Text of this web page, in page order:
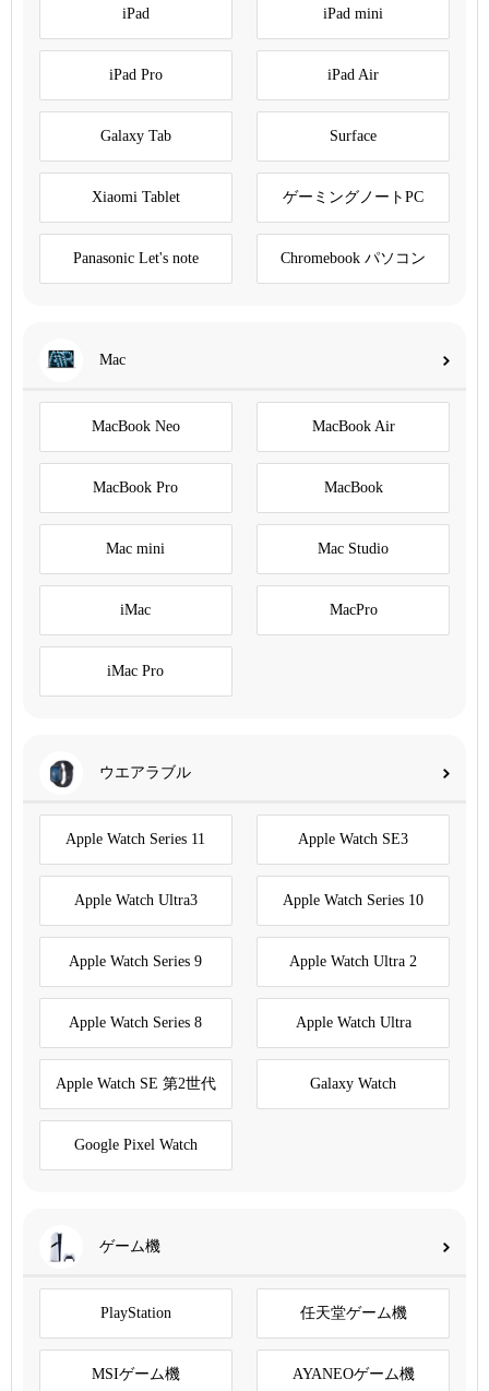
iPad iPad mini
iPad Pro iPad Air
Galaxy Tab Surface
Xiaomi Tablet ゲーミングノートPC
Panasonic Let's note Chromebook パソコン
Mac
MacBook Neo MacBook Air
MacBook Pro MacBook
Mac mini Mac Studio
iMac MacPro
iMac Pro
ウエアラブル
Apple Watch Series 11 Apple Watch SE3
Apple Watch Ultra3 Apple Watch Series 10
Apple Watch Series 9 Apple Watch Ultra 2
Apple Watch Series 8 Apple Watch Ultra
Apple Watch SE 第2世代 Galaxy Watch
Google Pixel Watch
ゲーム機
PlayStation 任天堂ゲーム機
MSIゲーム機 AYANEOゲーム機